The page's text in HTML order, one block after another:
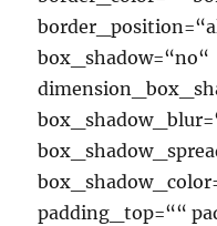
box_shadow=“no“
padding_top=““